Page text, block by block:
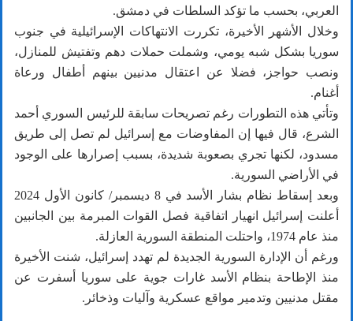
العربي، بحسب ما تؤكد السلطات في دمشق.
وخلال الأشهر الأخيرة، تكررت الانتهاكات الإسرائيلية في جنوب
سوريا بشكل شبه يومي، وشملت حملات دهم وتفتيش للمنازل،
ونصب حواجز، فضلا عن اعتقال مدنيين بينهم أطفال ورعاة
أغنام.
وتأتي هذه التطورات رغم تصريحات سابقة للرئيس السوري أحمد
الشرع، قال فيها إن المفاوضات مع إسرائيل لم تصل إلى طريق
مسدود، لكنها تجري بصعوبة شديدة، بسبب إصرارها على الوجود
في الأراضي السورية.
وبعد إسقاط نظام بشار الأسد في 8 ديسمبر/ كانون الأول 2024
أعلنت إسرائيل انهيار اتفاقية فصل القوات المبرمة بين الجانبين
منذ عام 1974، واحتلت المنطقة السورية العازلة.
ورغم أن الإدارة السورية الجديدة لم تهدد إسرائيل، شنت الأخيرة
منذ الإطاحة بنظام الأسد غارات جوية على سوريا أسفرت عن
مقتل مدنيين وتدمير مواقع عسكرية وآليات وذخائر.